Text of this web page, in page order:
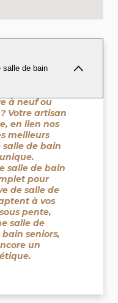
salle de bain
à neuf ou
Votre artisan
en lien nos
meilleurs
salle de bain
salle de bain
pour
de salle de
à vos
pente,
salle de
seniors,
un